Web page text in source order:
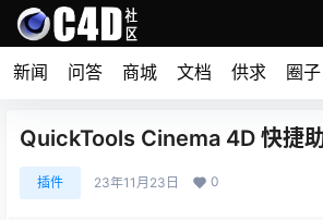
新闻 问答 商城 文档 供求 圈子
QuickTools Cinema 4D 快捷
插件 23年11月23日 0